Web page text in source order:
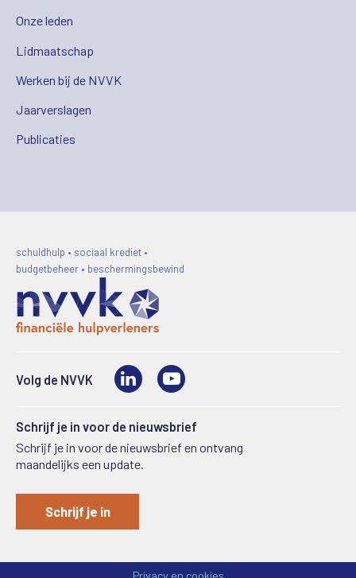
Onze leden
Lidmaatschap
Werken bij de NVVK
Jaarverslagen
Publicaties
schuldhulp • sociaal krediet •
budgetbeheer • beschermingsbewind
Volg de NVVK LinkedIn
Schrijf je in voor de nieuwsbrief
Schrijf je in voor de nieuwsbrief en ontvang
maandelijks een update.
Schrijf je in
Privacy en cookies